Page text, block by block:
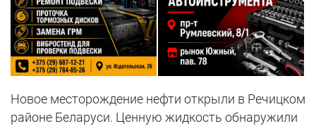
Новое месторождение нефти открыли в Речицком
районе Беларуси. Ценную жидкость обнаружили